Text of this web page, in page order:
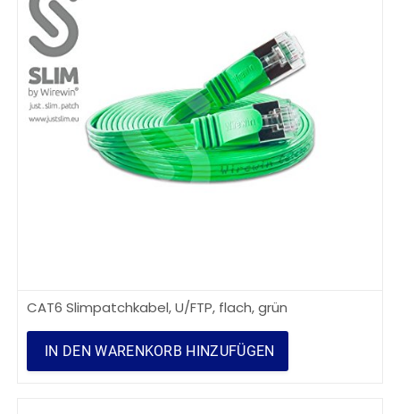
CAT6 Slimpatchkabel, U/FTP, flach, grün
IN DEN WARENKORB HINZUFÜGEN